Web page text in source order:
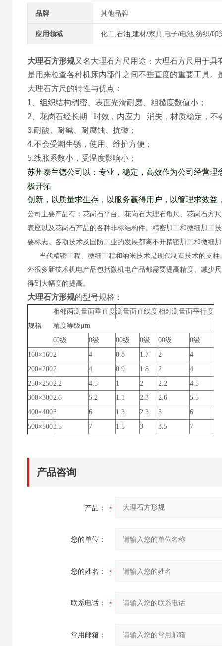
品牌 其他品牌
应用领域 化工,石油,建材/家具,电子/电池,纺织/印
大理石方形规又名大理石方尺用途：大理石方尺用于
是用来检查各种机床内部件之间不垂直度的重要工具。
大理石方尺的特性与优点：
1、组织结构稠密、表面光滑耐磨、粗糙度数值小；
2、花岗石经长期 时效，内应力 消失，材质稳定，不
3.耐酸、耐碱、耐腐蚀、抗磁；
4.不会受潮生锈，使用、维护方便；
5.线胀系数小，受温度影响小；
苏州泰兰德公司以：专业，稳定，高效作为公司经营理
极开拓
创新，以质量求生存，以服务赢得用户，以管理求效
公司主要产品有：花岗石平台、花岗石大理石角尺、花岗石方
表座以及花岗石产品的各种非标结构件。 精密加工和微细加工
要标志。各项技术及国防工业的发展都离不开精密加工和微细
当代精密工程、微细工程和纳米技术是现代制造技术的支柱
外很多新技术机电产品包括微机电产品都需要提高精度、减少
得到大幅度的提高。
大理石方形规的型号规格：
规格
相邻两测量面垂直度测量面直线度相对测量面平行度
精度等级μm
00级
0级 00级 0级 00级
0级
160×1602 4 0.8 1.7 2
4
200×2002 4 0.9 1.8 2
4
250×2502.2 4.5 1 2 2.2
4.5
300×3002.6 5.2 1.1 2.3 2.6
5.5
400×4003 6 1.3 2.3 3
6
500×5003.5 7 1.5 3 3.5 7
产品咨询
产品：
您的单位：
您的姓名：
联系电话：
常用邮箱：